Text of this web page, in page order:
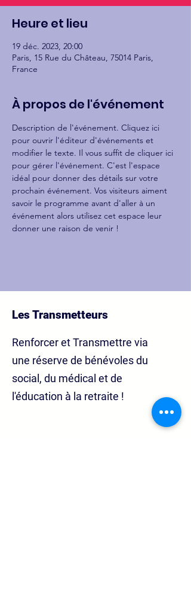
Heure et lieu
19 déc. 2023, 20:00
Paris, 15 Rue du Château, 75014 Paris,
France
À propos de l'événement
Description de l'événement. Cliquez ici
pour ouvrir l'éditeur d'événements et
modifier le texte. Il vous suffit de cliquer ici
pour gérer l'événement. C'est l'espace
idéal pour donner des détails sur votre
prochain événement. Vos visiteurs aiment
savoir le programme avant d'aller à un
événement alors utilisez cet espace leur
donner une raison de venir !
Les Transmetteurs
Renforcer et Transmettre via
une réserve de bénévoles du
social, du médical et de
l'éducation à la retraite !